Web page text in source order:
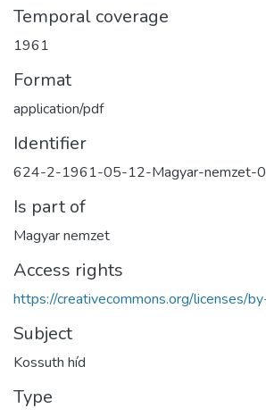
Temporal coverage
1961
Format
application/pdf
Identifier
624-2-1961-05-12-Magyar-nemzet-
Is part of
Magyar nemzet
Access rights
https://creativecommons.org/licenses/
Subject
Kossuth híd
Type